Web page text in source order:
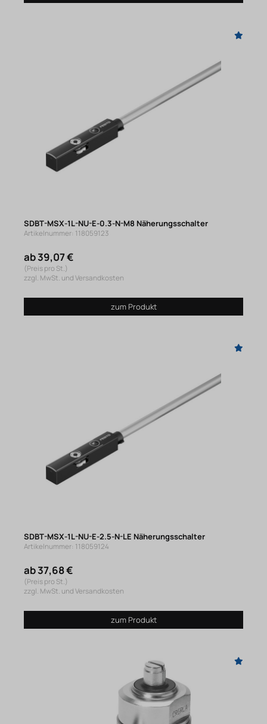
SDBT-MSX-1L-NU-E-0.3-N-M8 Näherungsschalter
Artikelnummer: 118059123
ab 39,07 €
(Preis pro St.)
zzgl. MwSt. und Versandkosten
zum Produkt
SDBT-MSX-1L-NU-E-2.5-N-LE Näherungsschalter
Artikelnummer: 118059124
ab 37,68 €
(Preis pro St.)
zzgl. MwSt. und Versandkosten
zum Produkt